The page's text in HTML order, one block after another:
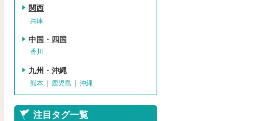
関西
兵庫
中国・四国
香川
九州・沖縄
熊本 鹿児島 沖縄
注目タグ一覧